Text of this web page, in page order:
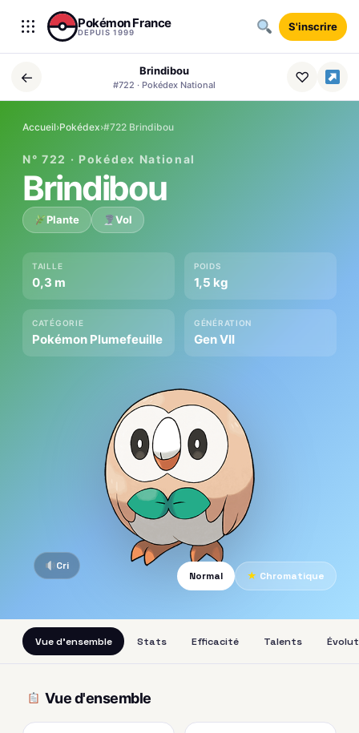
Aller au contenu
Pokémon France
DEPUIS 1999 S'inscrire
← Brindibou
#722 · Pokédex National ♡
Accueil›Pokédex›#722 Brindibou
N° 722 · Pokédex National
Brindibou
Plante Vol
TAILLE
0,3 m
POIDS
1,5 kg
CATÉGORIE
Pokémon Plumefeuille
GÉNÉRATION
Gen VII
Cri
Normal
★ Chromatique
Vue d'ensemble Stats Efficacité Talents
Vue d'ensemble